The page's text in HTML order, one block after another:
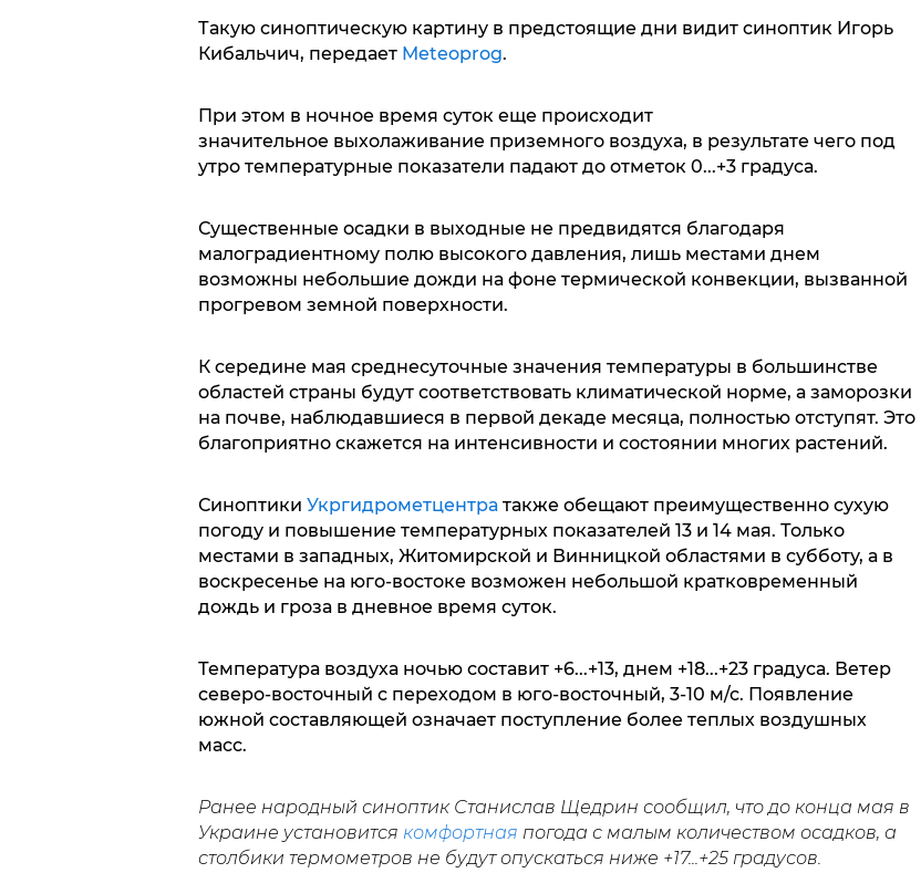
Такую синоптическую картину в предстоящие дни видит синоптик Игорь
Кибальчич, передает Meteoprog.
При этом в ночное время суток еще происходит
значительное выхолаживание приземного воздуха, в результате чего под
утро температурные показатели падают до отметок 0...+3 градуса.
Существенные осадки в выходные не предвидятся благодаря
малоградиентному полю высокого давления, лишь местами днем
возможны небольшие дожди на фоне термической конвекции, вызванной
прогревом земной поверхности.
К середине мая среднесуточные значения температуры в большинстве
областей страны будут соответствовать климатической норме, а заморозки
на почве, наблюдавшиеся в первой декаде месяца, полностью отступят. Это
благоприятно скажется на интенсивности и состоянии многих растений.
Синоптики Укргидрометцентратакже обещают преимущественно сухую
погоду и повышение температурных показателей 13 и 14 мая. Только
местами в западных, Житомирской и Винницкой областями в субботу, а в
воскресенье на юго-востоке возможен небольшой кратковременный
дождь и гроза в дневное время суток.
Температура воздуха ночью составит +6...+13, днем +18...+23 градуса. Ветер
северо-восточный с переходом в юго-восточный, 3-10 м/с. Появление
южной составляющей означает поступление более теплых воздушных
масс.
Ранее народный синоптик Станислав Щедрин сообщил, что до конца мая в
Украине установится комфортная погода с малым количеством осадков, а
столбики термометров не будут опускаться ниже +17...+25 градусов.